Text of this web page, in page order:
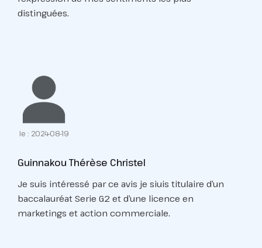
distinguées.
le : 2024-08-19
Guinnakou Thérèse Christel
Je suis intéressé par ce avis je siuis titulaire d’un
baccalauréat Serie G2 et d’une licence en
marketings et action commerciale.